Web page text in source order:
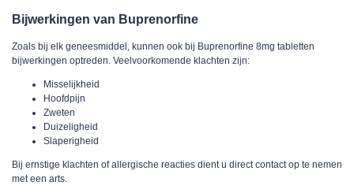
Bijwerkingen van Buprenorfine
Zoals bij elk geneesmiddel, kunnen ook bij Buprenorfine 8mg tabletten
bijwerkingen optreden. Veelvoorkomende klachten zijn:
Misselijkheid
Hoofdpijn
Zweten
Duizeligheid
Slaperigheid
Bij ernstige klachten of allergische reacties dient u direct contact op te nemen
met een arts.